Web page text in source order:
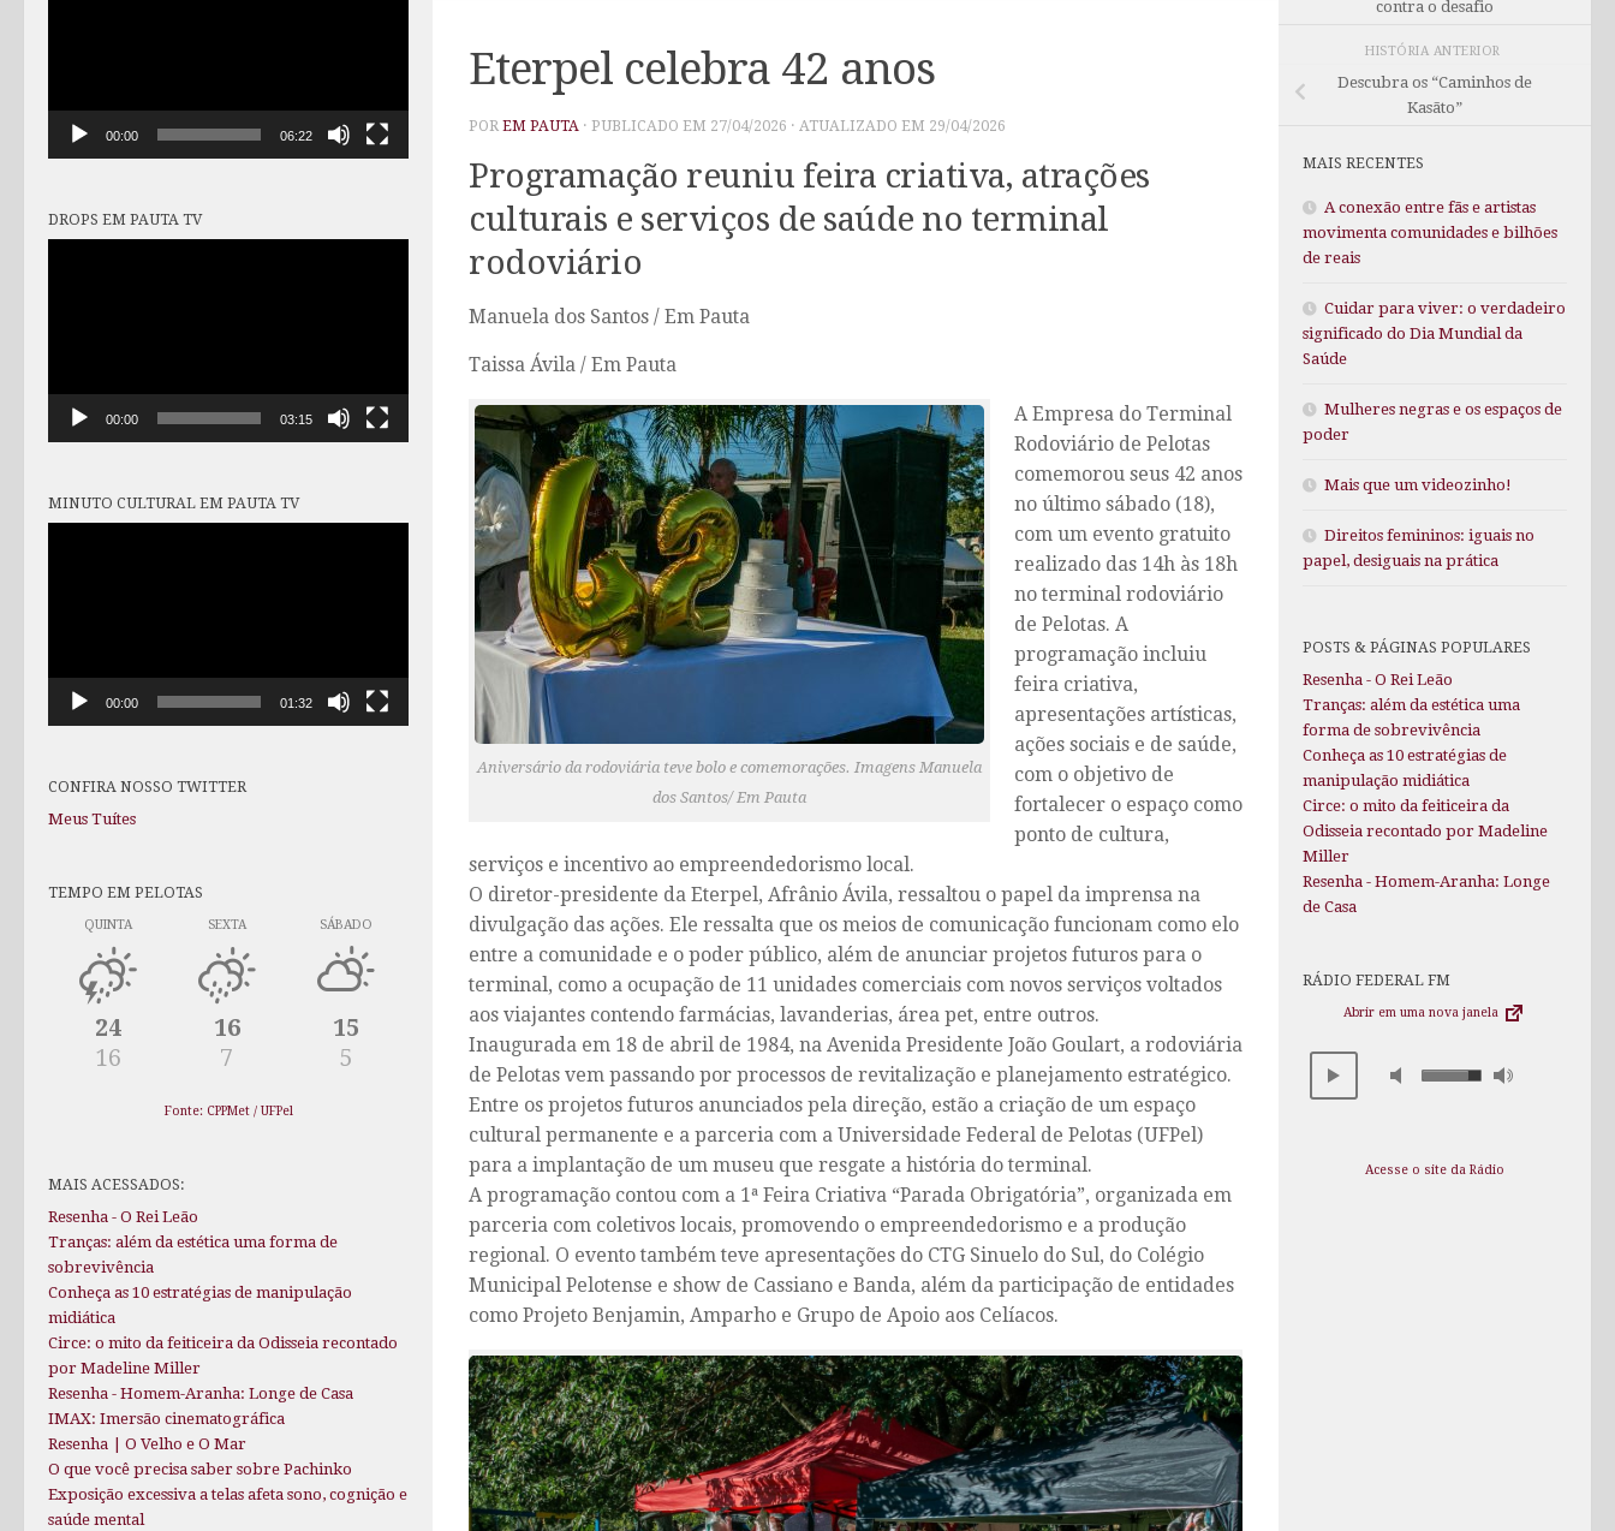
Eterpel celebra 42 anos
POR EM PAUTA · PUBLICADO EM 27/04/2026 · ATUALIZADO EM 29/04/2026
Programação reuniu feira criativa, atrações
culturais e serviços de saúde no terminal
rodoviário
Manuela dos Santos / Em Pauta
Taissa Ávila / Em Pauta
Aniversário da rodoviária teve bolo e comemorações. Imagens Manuela
dos Santos/ Em Pauta
A Empresa do Terminal
Rodoviário de Pelotas
comemorou seus 42 anos
no último sábado (18),
com um evento gratuito
realizado das 14h às 18h
no terminal rodoviário
de Pelotas. A
programação incluiu
feira criativa,
apresentações artísticas,
ações sociais e de saúde,
com o objetivo de
fortalecer o espaço como
ponto de cultura,
serviços e incentivo ao empreendedorismo local.
O diretor-presidente da Eterpel, Afrânio Ávila, ressaltou o papel da imprensa na
divulgação das ações. Ele ressalta que os meios de comunicação funcionam como elo
entre a comunidade e o poder público, além de anunciar projetos futuros para o
terminal, como a ocupação de 11 unidades comerciais com novos serviços voltados
aos viajantes contendo farmácias, lavanderias, área pet, entre outros.
Inaugurada em 18 de abril de 1984, na Avenida Presidente João Goulart, a rodoviária
de Pelotas vem passando por processos de revitalização e planejamento estratégico.
Entre os projetos futuros anunciados pela direção, estão a criação de um espaço
cultural permanente e a parceria com a Universidade Federal de Pelotas (UFPel)
para a implantação de um museu que resgate a história do terminal.
A programação contou com a 1ª Feira Criativa “Parada Obrigatória”, organizada em
parceria com coletivos locais, promovendo o empreendedorismo e a produção
regional. O evento também teve apresentações do CTG Sinuelo do Sul, do Colégio
Municipal Pelotense e show de Cassiano e Banda, além da participação de entidades
como Projeto Benjamin, Amparho e Grupo de Apoio aos Celíacos.
00:00 06:22
DROPS EM PAUTA TV
00:00 03:15
MINUTO CULTURAL EM PAUTA TV
00:00 01:32
CONFIRA NOSSO TWITTER
Meus Tuítes
TEMPO EM PELOTAS
QUINTA
24
16
SEXTA
16
7
SÁBADO
15
5
Fonte: CPPMet / UFPel
MAIS ACESSADOS:
Resenha - O Rei Leão
Tranças: além da estética uma forma de
sobrevivência
Conheça as 10 estratégias de manipulação
midiática
Circe: o mito da feiticeira da Odisseia recontado
por Madeline Miller
Resenha - Homem-Aranha: Longe de Casa
IMAX: Imersão cinematográfica
Resenha | O Velho e O Mar
O que você precisa saber sobre Pachinko
Exposição excessiva a telas afeta sono, cognição e
saúde mental
contra o desafio
HISTÓRIA ANTERIOR
Descubra os “Caminhos de
Kasãto”
MAIS RECENTES
A conexão entre fãs e artistas
movimenta comunidades e bilhões
de reais
Cuidar para viver: o verdadeiro
significado do Dia Mundial da
Saúde
Mulheres negras e os espaços de
poder
Mais que um videozinho!
Direitos femininos: iguais no
papel, desiguais na prática
POSTS & PÁGINAS POPULARES
Resenha - O Rei Leão
Tranças: além da estética uma
forma de sobrevivência
Conheça as 10 estratégias de
manipulação midiática
Circe: o mito da feiticeira da
Odisseia recontado por Madeline
Miller
Resenha - Homem-Aranha: Longe
de Casa
RÁDIO FEDERAL FM
Abrir em uma nova janela
Acesse o site da Rádio